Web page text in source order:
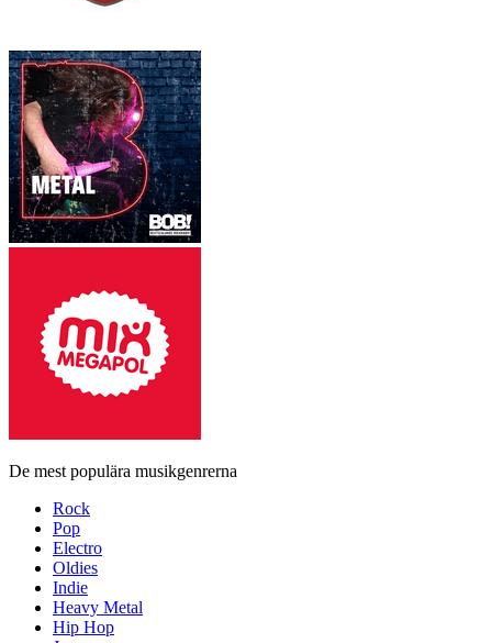
De mest populära musikgenrerna
Rock
Pop
Electro
Oldies
Indie
Heavy Metal
Hip Hop